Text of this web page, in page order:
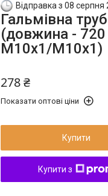
Відправка з 08 серпня
Гальмівна
(довжина -
М10х1/М10х1)
278 ₴
Показати оптові ціни
Купити
Купити з